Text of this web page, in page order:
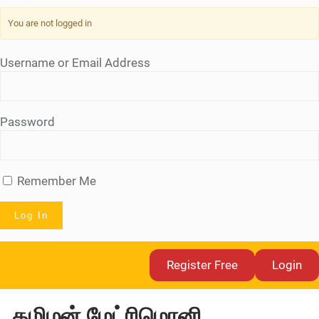
You are not logged in
Username or Email Address
Password
Remember Me
Register Free Login